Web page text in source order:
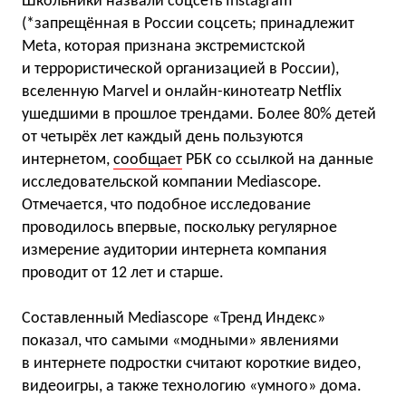
(*запрещённая в России соцсеть; принадлежит
Meta, которая признана экстремистской
и террористической организацией в России),
вселенную Marvel и онлайн-кинотеатр Netflix
ушедшими в прошлое трендами. Более 80% детей
от четырёх лет каждый день пользуются
интернетом, сообщает РБК со ссылкой на данные
исследовательской компании Mediascope.
Отмечается, что подобное исследование
проводилось впервые, поскольку регулярное
измерение аудитории интернета компания
проводит от 12 лет и старше.
Составленный Mediascope «Тренд Индекс»
показал, что самыми «модными» явлениями
в интернете подростки считают короткие видео,
видеоигры, а также технологию «умного» дома.